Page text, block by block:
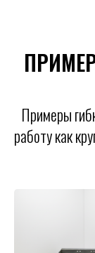
Примеры
работу как